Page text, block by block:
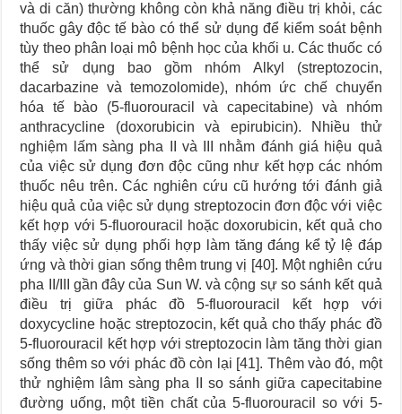
và di căn) thường không còn khả năng điều trị khỏi, các
thuốc gây độc tế bào có thể sử dụng để kiểm soát bệnh
tùy theo phân loại mô bệnh học của khối u. Các thuốc có
thể sử dụng bao gồm nhóm Alkyl (streptozocin,
dacarbazine và temozolomide), nhóm ức chế chuyển
hóa tế bào (5-fluorouracil và capecitabine) và nhóm
anthracycline (doxorubicin và epirubicin). Nhiều thử
nghiệm lấm sàng pha II và III nhằm đánh giá hiệu quả
của việc sử dụng đơn độc cũng như kết hợp các nhóm
thuốc nêu trên. Các nghiên cứu cũ hướng tới đánh giả
hiệu quả của việc sử dụng streptozocin đơn độc với việc
kết hợp với 5-fluorouracil hoặc doxorubicin, kết quả cho
thấy việc sử dụng phối hợp làm tăng đáng kể tỷ lệ đáp
ứng và thời gian sống thêm trung vị [40]. Một nghiên cứu
pha II/III gần đây của Sun W. và cộng sự so sánh kết quả
điều trị giữa phác đồ 5-fluorouracil kết hợp với
doxycycline hoặc streptozocin, kết quả cho thấy phác đồ
5-fluorouracil kết hợp với streptozocin làm tăng thời gian
sống thêm so với phác đồ còn lại [41]. Thêm vào đó, một
thử nghiệm lâm sàng pha II so sánh giữa capecitabine
đường uống, một tiền chất của 5-fluorouracil so với 5-